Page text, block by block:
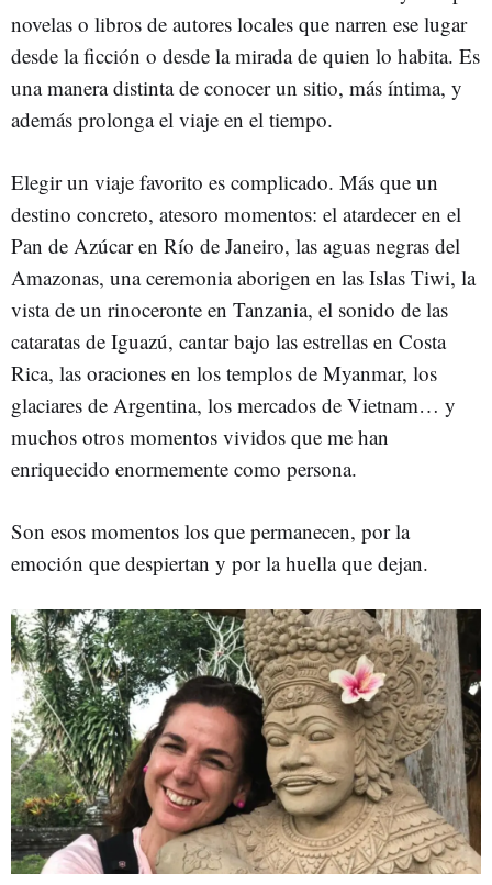
novelas o libros de autores locales que narren ese lugar
desde la ficción o desde la mirada de quien lo habita. Es
una manera distinta de conocer un sitio, más íntima, y
además prolonga el viaje en el tiempo.
Elegir un viaje favorito es complicado. Más que un
destino concreto, atesoro momentos: el atardecer en el
Pan de Azúcar en Río de Janeiro, las aguas negras del
Amazonas, una ceremonia aborigen en las Islas Tiwi, la
vista de un rinoceronte en Tanzania, el sonido de las
cataratas de Iguazú, cantar bajo las estrellas en Costa
Rica, las oraciones en los templos de Myanmar, los
glaciares de Argentina, los mercados de Vietnam… y
muchos otros momentos vividos que me han
enriquecido enormemente como persona.
Son esos momentos los que permanecen, por la
emoción que despiertan y por la huella que dejan.